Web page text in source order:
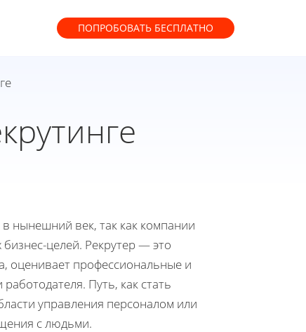
ПОПРОБОВАТЬ БЕСПЛАТНО
нынешний век, так как компании
целей. Рекрутер — это
оценивает профессиональные и
Путь, как стать
управления персоналом или
с людьми.